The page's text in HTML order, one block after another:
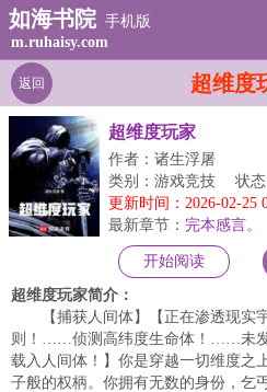
如海书院 手机版
m.ruhaisy.com
超维度
返回
超维度玩家
作者：诸生浮屠
类别：游戏竞技
状
更新时间：2026-02-25
最新章节： 完本感言。
开始阅读
超维度玩家简介：
【捕获人间体】【正在渗透现
则！……侦测高纬度生命体！……未
载入人间体！】你是穿越一切维度之
子般的权柄。你拥有无数的身份，乞